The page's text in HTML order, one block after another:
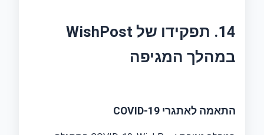
14. תפקידו של WishPost
במהלך המגיפה
התאמה לאתגרי COVID-19